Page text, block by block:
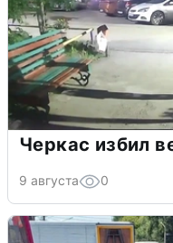
Черкас избил
9 августа 0